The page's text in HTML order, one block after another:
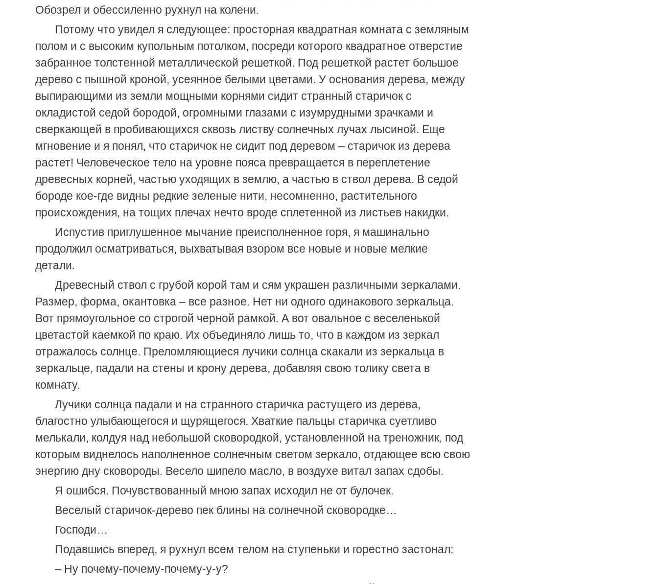
Обозрел и обессиленно рухнул на колени.
Потому что увидел я следующее: просторная квадратная комната с земляным
полом и с высоким купольным потолком, посреди которого квадратное отверстие
забранное толстенной металлической решеткой. Под решеткой растет большое
дерево с пышной кроной, усеянное белыми цветами. У основания дерева, между
выпирающими из земли мощными корнями сидит странный старичок с
окладистой седой бородой, огромными глазами с изумрудными зрачками и
сверкающей в пробивающихся сквозь листву солнечных лучах лысиной. Еще
мгновение и я понял, что старичок не сидит под деревом – старичок из дерева
растет! Человеческое тело на уровне пояса превращается в переплетение
древесных корней, частью уходящих в землю, а частью в ствол дерева. В седой
бороде кое-где видны редкие зеленые нити, несомненно, растительного
происхождения, на тощих плечах нечто вроде сплетенной из листьев накидки.
Испустив приглушенное мычание преисполненное горя, я машинально
продолжил осматриваться, выхватывая взором все новые и новые мелкие
детали.
Древесный ствол с грубой корой там и сям украшен различными зеркалами.
Размер, форма, окантовка – все разное. Нет ни одного одинакового зеркальца.
Вот прямоугольное со строгой черной рамкой. А вот овальное с веселенькой
цветастой каемкой по краю. Их объединяло лишь то, что в каждом из зеркал
отражалось солнце. Преломляющиеся лучики солнца скакали из зеркальца в
зеркальце, падали на стены и крону дерева, добавляя свою толику света в
комнату.
Лучики солнца падали и на странного старичка растущего из дерева,
благостно улыбающегося и щурящегося. Хваткие пальцы старичка суетливо
мелькали, колдуя над небольшой сковородкой, установленной на треножник, под
которым виднелось наполненное солнечным светом зеркало, отдающее всю свою
энергию дну сковороды. Весело шипело масло, в воздухе витал запах сдобы.
Я ошибся. Почувствованный мною запах исходил не от булочек.
Веселый старичок-дерево пек блины на солнечной сковородке…
Господи…
Подавшись вперед, я рухнул всем телом на ступеньки и горестно застонал:
– Ну почему-почему-почему-у-у?